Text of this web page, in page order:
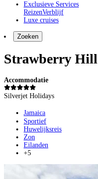
Exclusieve Services
ReizenVerblijf
Luxe cruises
Zoeken
Strawberry Hill
Accommodatie
Silverjet Holidays
Jamaica
Sportief
Huwelijksreis
Zon
Eilanden
+5